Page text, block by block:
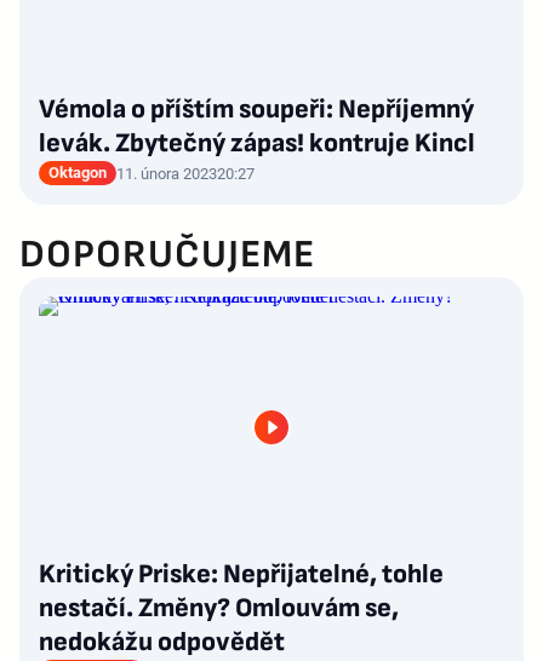
Vémola o příštím soupeři: Nepříjemný
levák. Zbytečný zápas! kontruje Kincl
Oktagon 11. února 202320:27
DOPORUČUJEME
Kritický Priske: Nepřijatelné, tohle
nestačí. Změny? Omlouvám se,
nedokážu odpovědět